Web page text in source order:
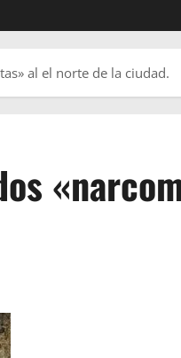
al el norte de la ciudad.